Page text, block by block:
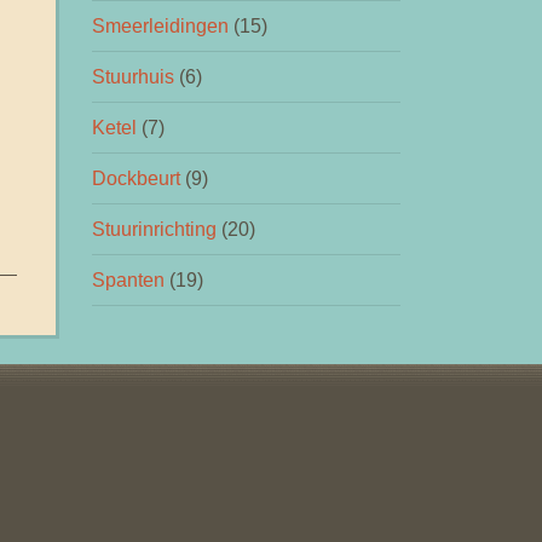
Smeerleidingen (15)
Stuurhuis (6)
Ketel (7)
Dockbeurt(9)
Stuurinrichting (20)
Spanten (19)